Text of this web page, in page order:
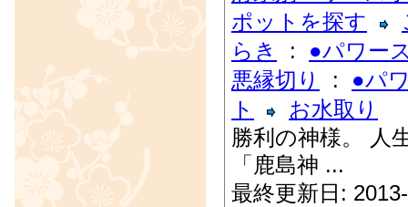
ポットを探す
らき
: ●パワー
悪縁切り
: ●パ
ト
お水取り
勝利の神様。 人
「鹿島神 ...
最終更新日: